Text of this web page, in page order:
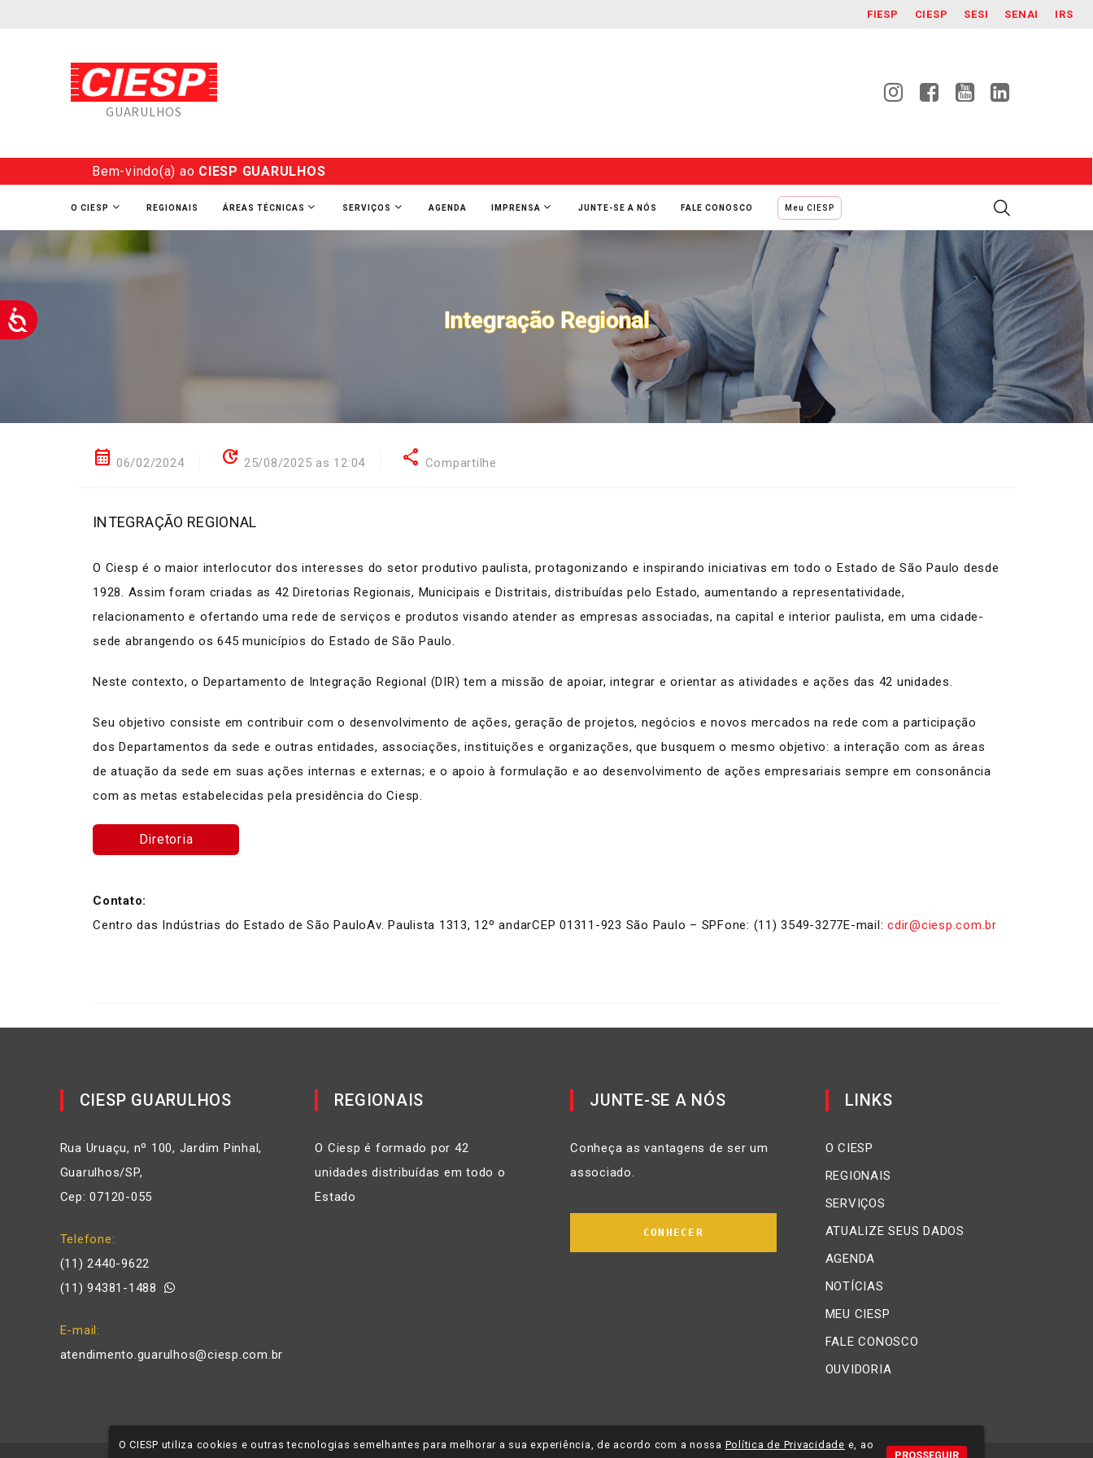
FIESP CIESP SESI SENAI IRS
GUARULHOS
Bem-vindo(a) ao CIESP GUARULHOS
O CIESP REGIONAIS ÁREAS TÉCNICAS SERVIÇOS AGENDA IMPRENSA JUNTE-SE A NÓS FALE CONOSCO Meu CIESP
Integração Regional
calendar_month 06/02/2024 update 25/08/2025 as 12:04 share Compartilhe
INTEGRAÇÃO REGIONAL
O Ciesp é o maior interlocutor dos interesses do setor produtivo paulista, protagonizando e inspirando iniciativas em todo o Estado de São Paulo desde
1928. Assim foram criadas as 42 Diretorias Regionais, Municipais e Distritais, distribuídas pelo Estado, aumentando a representatividade,
relacionamento e ofertando uma rede de serviços e produtos visando atender as empresas associadas, na capital e interior paulista, em uma cidade-
sede abrangendo os 645 municípios do Estado de São Paulo.
Neste contexto, o Departamento de Integração Regional (DIR) tem a missão de apoiar, integrar e orientar as atividades e ações das 42 unidades.
Seu objetivo consiste em contribuir com o desenvolvimento de ações, geração de projetos, negócios e novos mercados na rede com a participação
dos Departamentos da sede e outras entidades, associações, instituições e organizações, que busquem o mesmo objetivo: a interação com as áreas
de atuação da sede em suas ações internas e externas; e o apoio à formulação e ao desenvolvimento de ações empresariais sempre em consonância
com as metas estabelecidas pela presidência do Ciesp.
Diretoria
Contato:
Centro das Indústrias do Estado de São PauloAv. Paulista 1313, 12º andarCEP 01311-923 São Paulo – SPFone: (11) 3549-3277E-mail: cdir@ciesp.com.br
CIESP GUARULHOS
Rua Uruaçu, nº 100, Jardim Pinhal,
Guarulhos/SP,
Cep: 07120-055
Telefone
(11) 2440-9622
(11) 94381-1488
E-mail
atendimento.guarulhos@ciesp.com.br
REGIONAIS
O Ciesp é formado por 42
unidades distribuídas em todo o
Estado
JUNTE-SE A NÓS
Conheça as vantagens de ser um
associado.
CONHECER
LINKS
O CIESP
REGIONAIS
SERVIÇOS
ATUALIZE SEUS DADOS
AGENDA
NOTÍCIAS
MEU CIESP
FALE CONOSCO
OUVIDORIA
O CIESP utiliza cookies e outras tecnologias semelhantes para melhorar a sua experiência, de acordo com a nossa Política de Privacidade e, ao
PROSSEGUIR